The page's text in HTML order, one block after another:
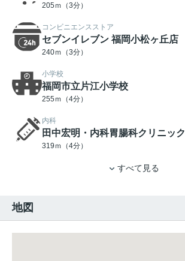
205ｍ（3分）
コンビニエンスストア
セブンイレブン 福岡小松ヶ丘店
240ｍ（3分）
小学校
福岡市立片江小学校
255ｍ（4分）
内科
田中宏明・内科胃腸科クリニック
319ｍ（4分）
すべて見る
地図